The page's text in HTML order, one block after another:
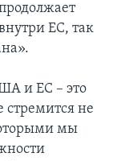
ЕС, так
и ЕС – это
стремится не
мы